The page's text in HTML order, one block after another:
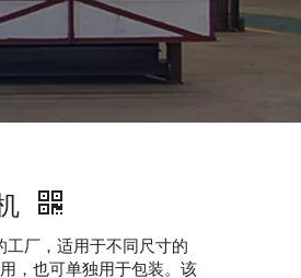
厂，适用于不同尺寸的
，也可单独用于包装。该